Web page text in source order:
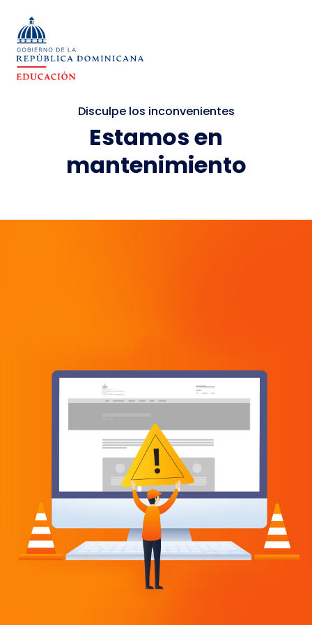
Disculpe los inconvenientes
Estamos en
mantenimiento